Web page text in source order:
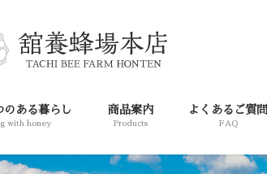
のある暮らし
with honey
商品案内
Products
よくあるご質問
FAQ